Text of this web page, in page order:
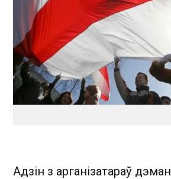
Адзін з арганізатараў